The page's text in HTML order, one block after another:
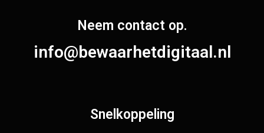
Neem contact op.
info@bewaarhetdigitaal.nl
Snelkoppeling